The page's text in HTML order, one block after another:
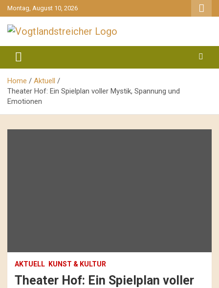
gehe
zum
Inhalt
Montag, August 10, 2026
Vogtlandstreicher
Home
Aktuell
Theater Hof: Ein Spielplan voller Mystik, Spannung und
Emotionen
AKTUELL KUNST & KULTUR
Theater Hof: Ein Spielplan voller